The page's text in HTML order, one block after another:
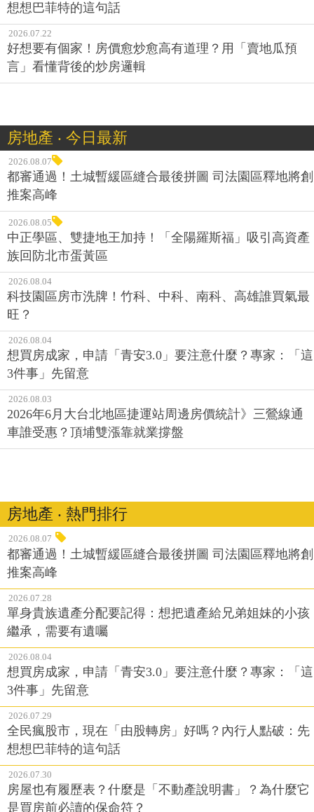
想想巴菲特的這句話
2026.07.22
好想要有個家！房價愈炒愈高有道理？用「賣地瓜預
言」看懂背後的炒房邏輯
房地產 ‧ 今日最新
2026.08.07
都審通過！土城暫緩區縫合最後拼圖 司法園區釋地將創
推案高峰
2026.08.05
中正學區、雙捷地王加持！「全陽羅斯福」吸引高資產
族回防北市蛋黃區
2026.08.04
科技園區房市洗牌！竹科、中科、南科、高雄誰買氣最
旺？
2026.08.04
想買房成家，申請「青安3.0」要注意什麼？專家：「這
3件事」先留意
2026.08.03
2026年6月大台北地區捷運站周邊房價統計》三鶯線通
車誰受惠？頂埔雙漲靠就業撐盤
房地產 ‧ 熱門排行
2026.08.07
都審通過！土城暫緩區縫合最後拼圖 司法園區釋地將創
推案高峰
2026.07.28
單身貴族遺產分配要記得：想把遺產給兄弟姐妹的小孩
繼承，需要有遺囑
2026.08.04
想買房成家，申請「青安3.0」要注意什麼？專家：「這
3件事」先留意
2026.07.29
全民瘋股市，現在「由股轉房」好嗎？內行人點破：先
想想巴菲特的這句話
2026.07.30
房屋也有履歷表？什麼是「不動產說明書」？為什麼它
是買房前必讀的保命符？